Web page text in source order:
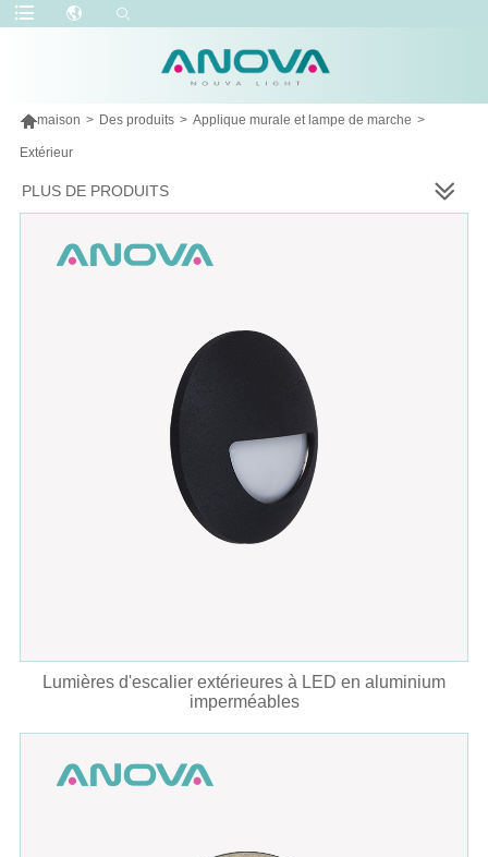
maison > Des produits > Applique murale et lampe de marche >
Extérieur
PLUS DE PRODUITS
Lumières d'escalier extérieures à LED en aluminium
imperméables